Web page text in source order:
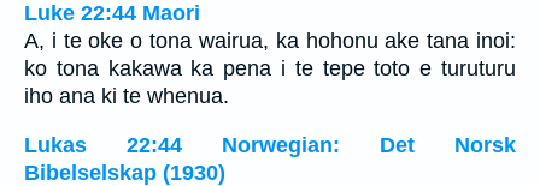
Luke 22:44 Maori
A, i te oke o tona wairua, ka hohonu ake tana inoi:
ko tona kakawa ka pena i te tepe toto e turuturu
iho ana ki te whenua.
Lukas 22:44 Norwegian: Det Norsk
Bibelselskap (1930)